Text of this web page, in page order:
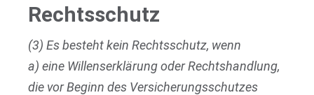
Rechtsschutz
(3) Es besteht kein Rechtsschutz, wenn
a) eine Willenserklärung oder Rechtshandlung,
die vor Beginn des Versicherungsschutzes